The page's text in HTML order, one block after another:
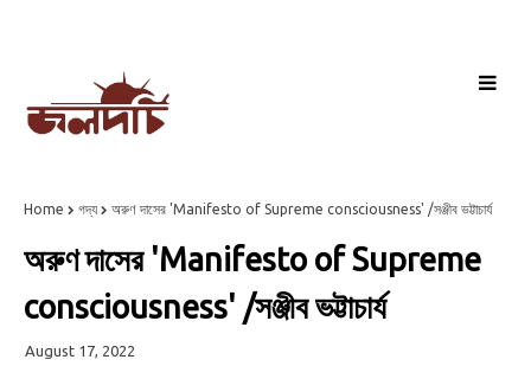
Home গদ্য অরুণ দাসের 'Manifesto of Supreme consciousness' /সঞ্জীব ভট্টাচার্য
অরুণ দাসের 'Manifesto of Supreme
consciousness' /সঞ্জীব ভট্টাচার্য
August 17, 2022